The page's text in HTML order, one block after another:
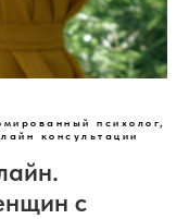
психолог,
консультации
с